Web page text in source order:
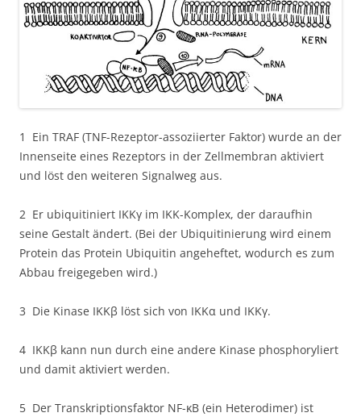
1 Ein TRAF (TNF-Rezeptor-assoziierter Faktor) wurde an der
Innenseite eines Rezeptors in der Zellmembran aktiviert
und löst den weiteren Signalweg aus.
2 Er ubiquitiniert IKKγ im IKK-Komplex, der daraufhin
seine Gestalt ändert. (Bei der Ubiquitinierung wird einem
Protein das Protein Ubiquitin angeheftet, wodurch es zum
Abbau freigegeben wird.)
3 Die Kinase IKKβ löst sich von IKKα und IKKγ.
4 IKKβ kann nun durch eine andere Kinase phosphoryliert
und damit aktiviert werden.
5 Der Transkriptionsfaktor NF-κB (ein Heterodimer) ist